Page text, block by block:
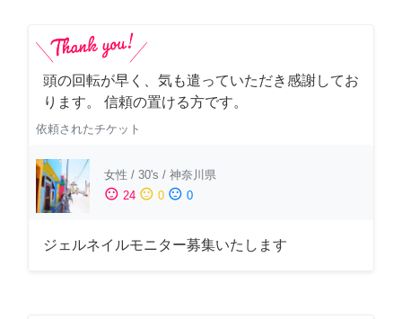
頭の回転が早く、気も遣っていただき感謝してお
ります。 信頼の置ける方です。
依頼されたチケット
女性 / 30's / 神奈川県
sentiment_satisfied 24 sentiment_neutral 0 sentiment_dissatisfied 0
ジェルネイルモニター募集いたします